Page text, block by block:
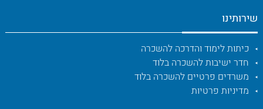
שירותינו
כיתות לימוד והדרכה להשכרה
חדר ישיבות להשכרה בלוד
משרדים פרטיים להשכרה בלוד
מדיניות פרטיות